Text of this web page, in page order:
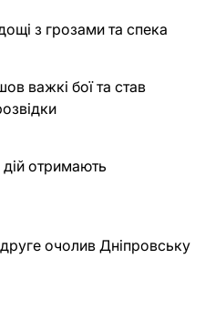
з грозами та спека
важкі бої та став
отримають
очолив Дніпровську